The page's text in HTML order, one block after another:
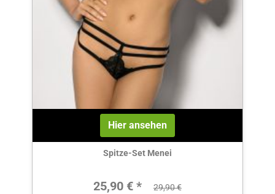
Hier ansehen
Spitze-Set Menei
Verkaufspreis:
25,90 € * Regulärer Preis:
29,90 €